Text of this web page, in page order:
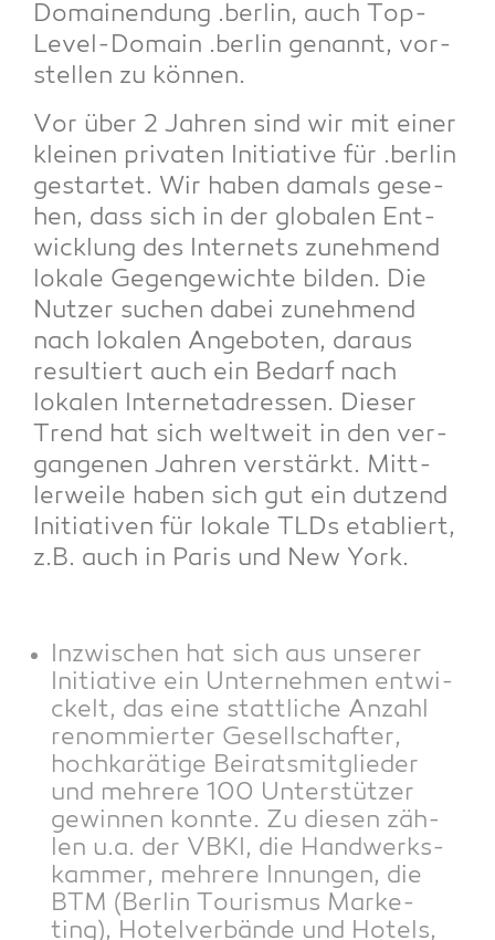
Domain­endung .ber­lin, auch Top-
Level-Domain .ber­lin genannt, vor­
stel­len zu können.
Vor über 2 Jah­ren sind wir mit einer
klei­nen pri­va­ten Initia­ti­ve für .ber­lin
gestar­tet. Wir haben damals gese­
hen, dass sich in der glo­ba­len Ent­
wick­lung des Inter­nets zuneh­mend
loka­le Gegen­ge­wich­te bil­den. Die
Nut­zer suchen dabei zuneh­mend
nach loka­len Ange­bo­ten, dar­aus
resul­tiert auch ein Bedarf nach
loka­len Inter­net­adres­sen. Die­ser
Trend hat sich welt­weit in den ver­
gan­ge­nen Jah­ren ver­stärkt. Mitt­
ler­wei­le haben sich gut ein dut­zend
Initia­ti­ven für loka­le TLDs eta­bliert,
z.B. auch in Paris und New York.
Inzwi­schen hat sich aus unse­rer
Initia­ti­ve ein Unter­neh­men ent­wi­
ckelt, das eine statt­li­che Anzahl
renom­mier­ter Gesell­schaf­ter,
hoch­ka­rä­ti­ge Bei­rats­mit­glie­der
und meh­re­re 100 Unter­stüt­zer
gewin­nen konn­te. Zu die­sen zäh­
len u.a. der VBKI, die Hand­werks­
kam­mer, meh­re­re Innun­gen, die
BTM (Ber­lin Tou­ris­mus Mar­ke­
ting), Hotel­ver­bän­de und Hotels,